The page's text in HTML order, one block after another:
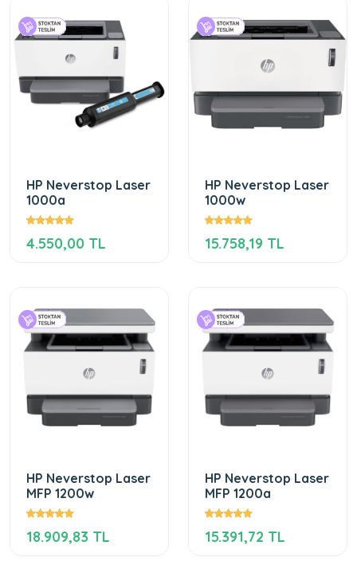
HP Neverstop Laser
1000a
4.550,00 TL
HP Neverstop Laser
1000w
15.758,19 TL
HP Neverstop Laser
MFP 1200w
18.909,83 TL
HP Neverstop Laser
MFP 1200a
15.391,72 TL